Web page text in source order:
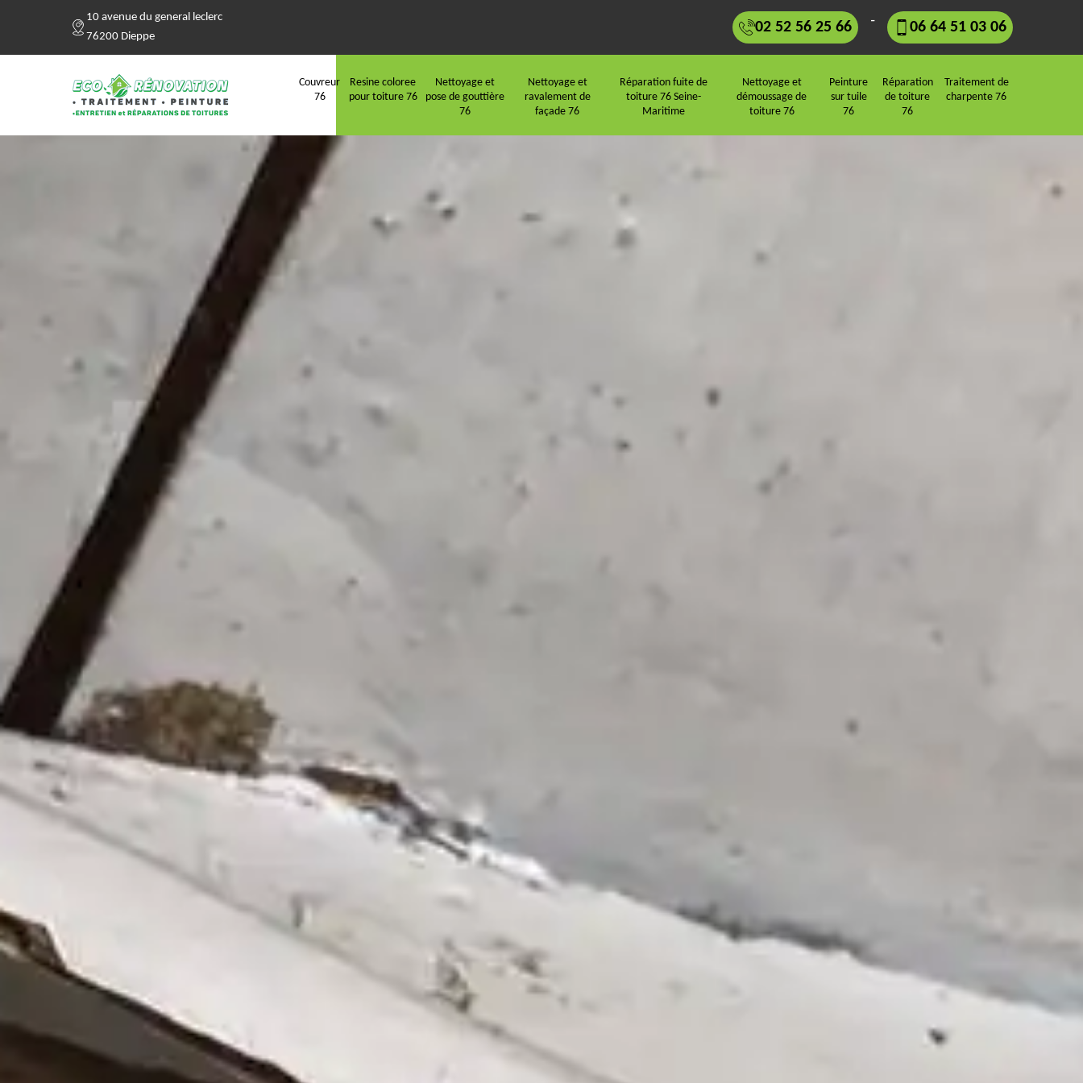
10 avenue du general leclerc
76200 Dieppe
02 52 56 25 66 - 06 64 51 03 06
Couvreur
76
Resine coloree
pour toiture 76
Nettoyage et
pose de gouttière
76
Nettoyage et
ravalement de
façade 76
Réparation fuite de
toiture 76 Seine-
Maritime
Nettoyage et
démoussage de
toiture 76
Peinture
sur tuile
76
Réparation
de toiture
76
Traitement de
charpente 76